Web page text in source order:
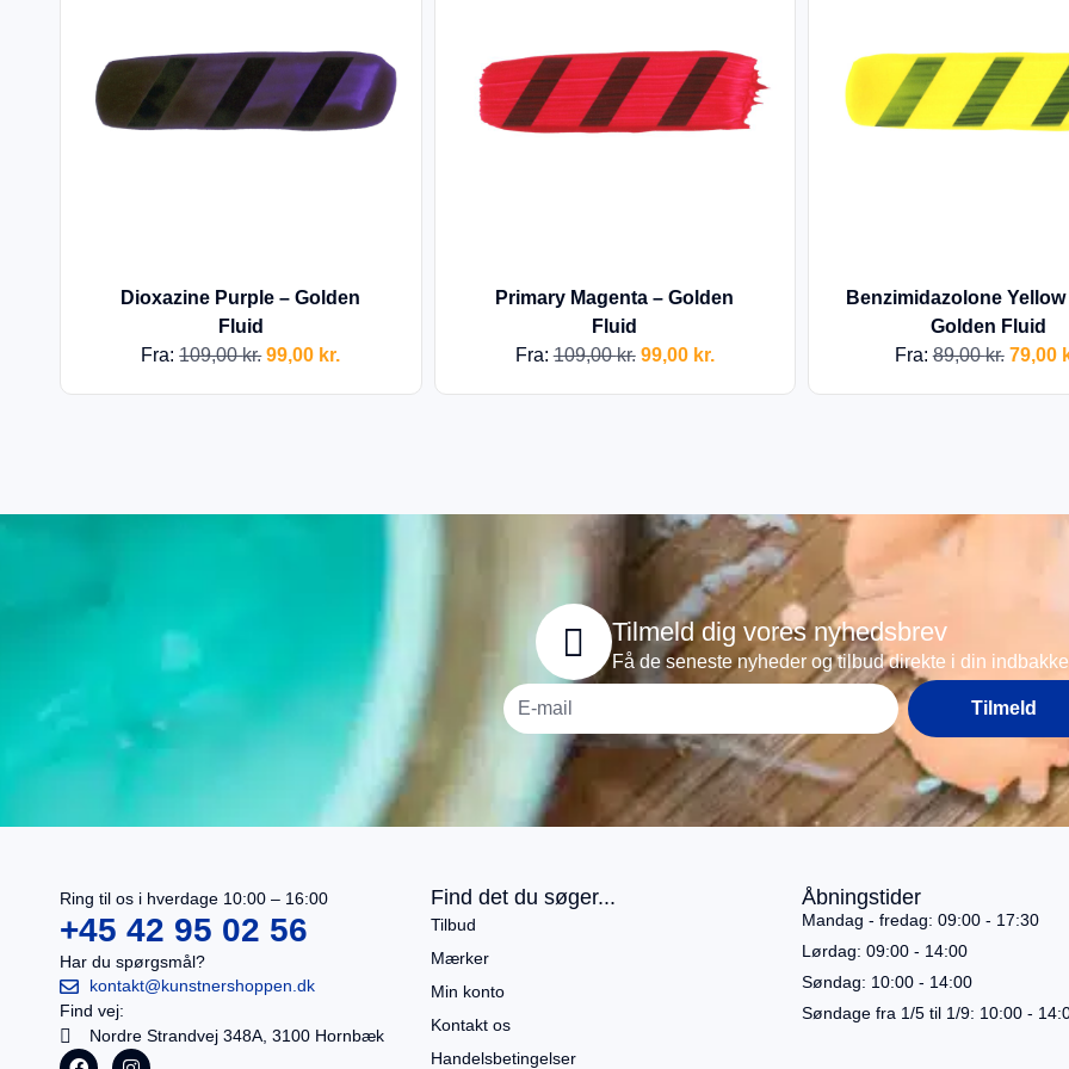
0,00kr.
mere for gratis fragt
Se kurv
Dioxazine Purple – Golden
Fluid
Fra:109,00kr. 99,00 kr.
Primary Magenta – Golden
Fluid
Fra:109,00kr. 99,00 kr.
Benzimidazolone
Golden Fluid
Fra:89,00kr. 79,00
Tilmeld dig vores nyhedsbrev
Få de seneste nyheder og tilbud direkte i din indbakke
Tilmeld
Ring til os i hverdage 10:00 – 16:00
+45 42 95 02 56
Har du spørgsmål?
kontakt@kunstnershoppen.dk
Find vej:
Nordre Strandvej 348A, 3100 Hornbæk
Find det du søger...
Tilbud
Mærker
Min konto
Kontakt os
Handelsbetingelser
Åbningstider
Mandag - fredag: 09:00 - 17:30
Lørdag: 09:00 - 14:00
Søndag: 10:00 - 14:00
Søndage fra 1/5 til 1/9: 10:00 -